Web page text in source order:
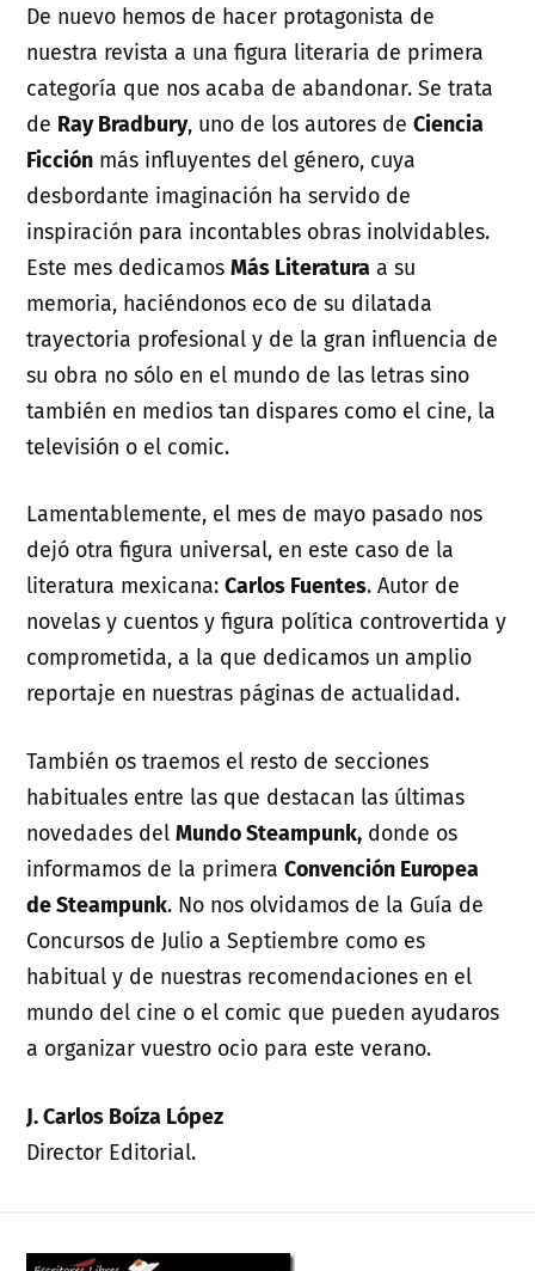
De nuevo hemos de hacer protagonista de
nuestra revista a una figura literaria de primera
categoría que nos acaba de abandonar. Se trata
de Ray Bradbury, uno de los autores deCiencia
Ficción más influyentes del género, cuya
desbordante imaginación ha servido de
inspiración para incontables obras inolvidables.
Este mes dedicamosMás Literatura a su
memoria, haciéndonos eco de su dilatada
trayectoria profesional y de la gran influencia de
su obra no sólo en el mundo de las letras sino
también en medios tan dispares como el cine, la
televisión o el comic.
Lamentablemente, el mes de mayo pasado nos
dejó otra figura universal, en este caso de la
literatura mexicana:Carlos Fuentes. Autor de
novelas y cuentos y figura política controvertida y
comprometida, a la que dedicamos un amplio
reportaje en nuestras páginas de actualidad.
También os traemos el resto de secciones
habituales entre las que destacan las últimas
novedades delMundo Steampunk, donde os
informamos de la primeraConvención Europea
de Steampunk. No nos olvidamos de la Guía de
Concursos de Julio a Septiembre como es
habitual y de nuestras recomendaciones en el
mundo del cine o el comic que pueden ayudaros
a organizar vuestro ocio para este verano.
J. Carlos Boíza López
Director Editorial.